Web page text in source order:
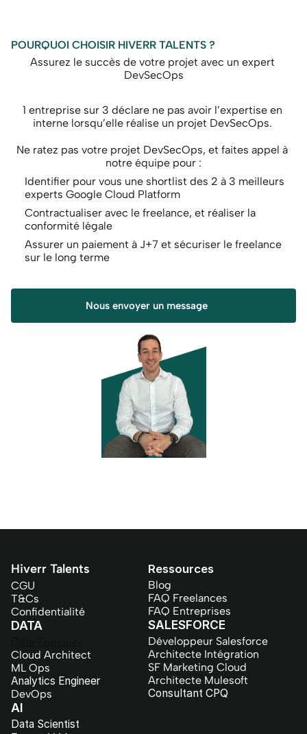
POURQUOI CHOISIR HIVERR TALENTS ?
Assurez le succès de votre projet avec un expert
DevSecOps
1 entreprise sur 3 déclare ne pas avoir l’expertise en
interne lorsqu’elle réalise un projet DevSecOps.
Ne ratez pas votre projet DevSecOps, et faites appel à
notre équipe pour :
Identifier pour vous une shortlist des 2 à 3 meilleurs
experts Google Cloud Platform
Contractualiser avec le freelance, et réaliser la
conformité légale
Assurer un paiement à J+7 et sécuriser le freelance
sur le long terme
Nous envoyer un message
Hiverr Talents
CGU
T&Cs
Confidentialité
Ressources
Blog
FAQ Freelances
FAQ Entreprises
DATA
Cloud Architect
ML Ops
Analytics Engineer
DevOps
SALESFORCE
Développeur Salesforce
Architecte Intégration
SF Marketing Cloud
Architecte Mulesoft
Consultant CPQ
AI
Data Scientist